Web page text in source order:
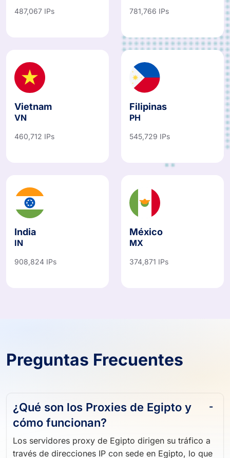
487,067 IPs 781,766 IPs
Vietnam
VN
460,712 IPs
Filipinas
PH
545,729 IPs
India
IN
908,824 IPs
México
MX
374,871 IPs
Preguntas Frecuentes
¿Qué son los Proxies de Egipto y
cómo funcionan?
Los servidores proxy de Egipto dirigen su tráfico a
través de direcciones IP con sede en Egipto, lo que